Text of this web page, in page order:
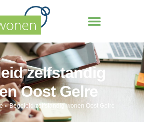
zelfstandig
Oost Gelre
»Begeleid zelfstandig wonen Oost Gelre